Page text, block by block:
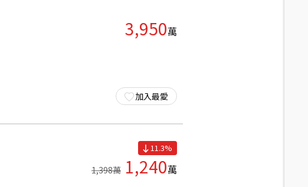
3,950萬
加入最愛
11.3%
1,398萬 1,240萬